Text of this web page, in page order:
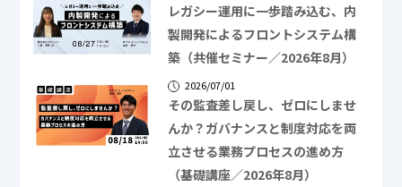
レガシー運用に一歩踏み込む、内
製開発によるフロントシステム構
築（共催セミナー／2026年8月）
2026/07/01
その監査差し戻し、ゼロにしませ
んか？ガバナンスと制度対応を両
立させる業務プロセスの進め方
（基礎講座／2026年8月）